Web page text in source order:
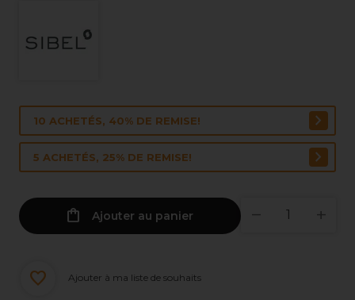
10 ACHETÉS, 40% DE REMISE!
5 ACHETÉS, 25% DE REMISE!
Ajouter au panier
Ajouter à ma liste de souhaits